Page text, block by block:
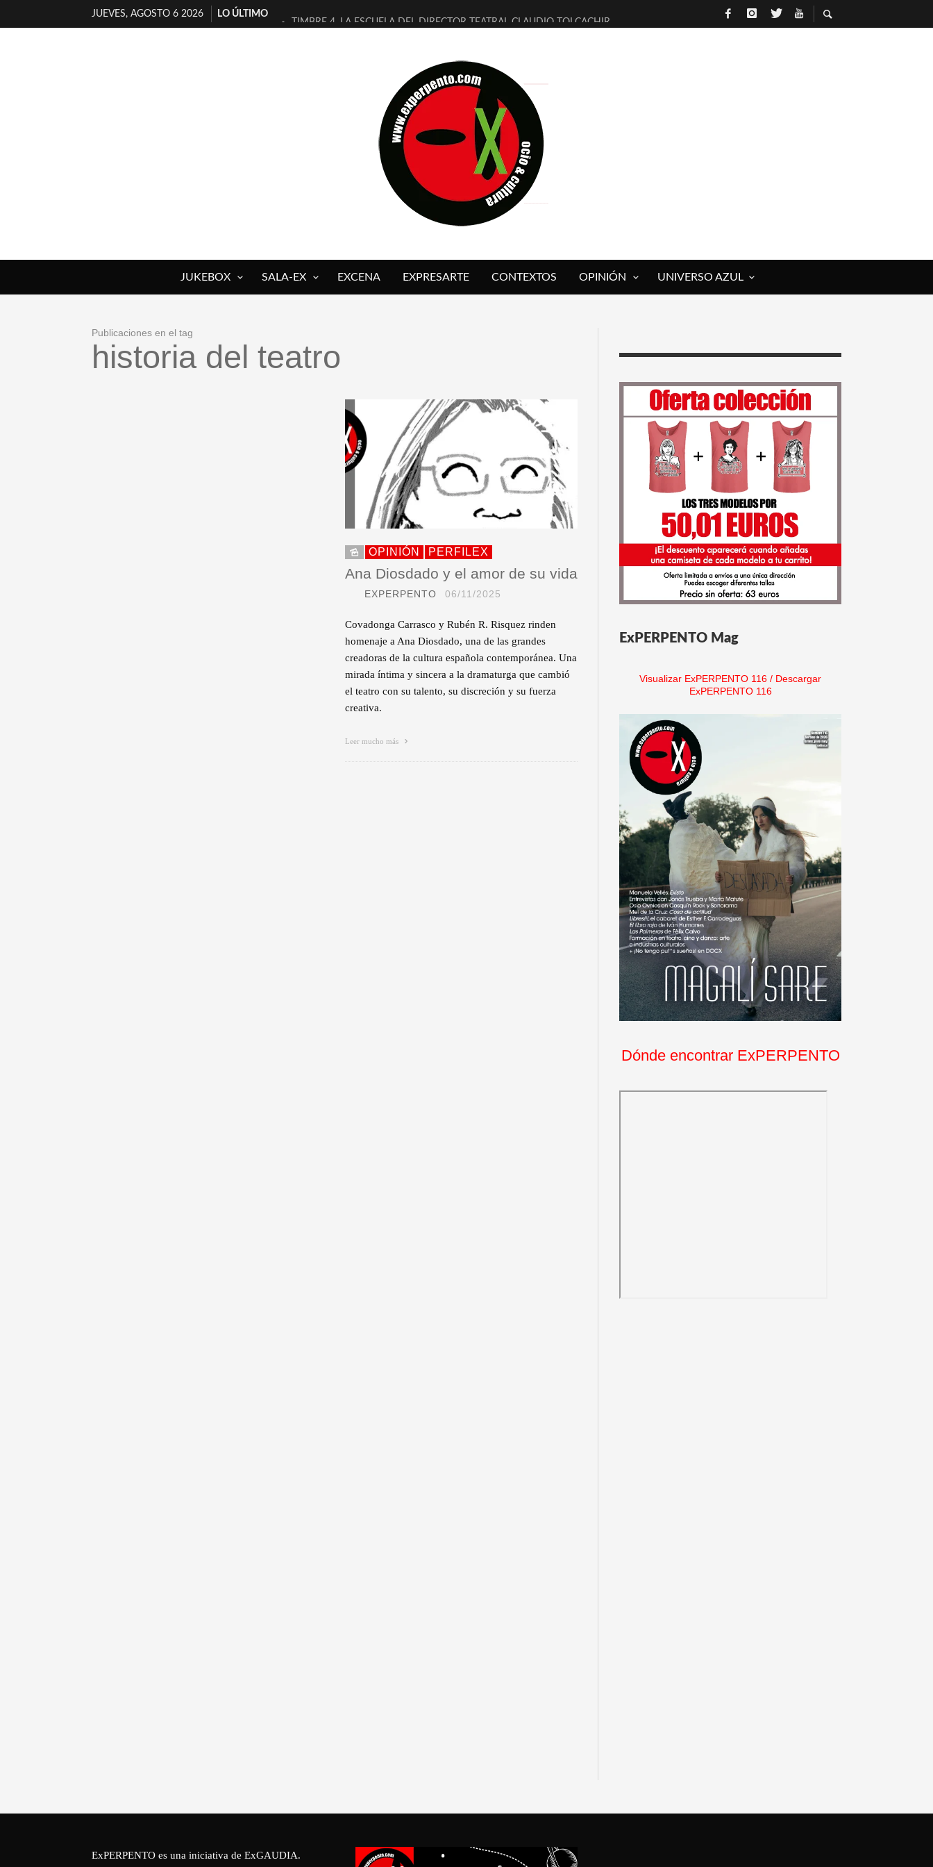
JUEVES, AGOSTO 6 2026
LO ÚLTIMO
TIMBRE 4, LA ESCUELA DEL DIRECTOR TEATRAL CLAUDIO TOLCACHIR
MILITARES JUDÍAS EN #EXVITA
D’BALDOMEROS REINVENTAN [BITÁCORA 3.0] EN EXVITA
MARSHALL FLASH PRESENTA EN EXVITA [RELATIVA SENCILLEZ]
JOFRE BARDAGÍ EN EXVITA INTERPRETANDO A SERRAT
YORCH PRESENTA [CURSO DE ARMONÍA PERSECUTORIA] EN EXVITA
MAGALÍ SARE NOS EXPLICA [DESCASADA]
JUKEBOX SALA-EX EXCENA EXPRESARTE CONTEXTOS OPINIÓN UNIVERSO AZUL
Publicaciones en el tag
historia del teatro
OPINIÓN PERFILEX
Ana Diosdado y el amor de su vida
EXPERPENTO 06/11/2025
Covadonga Carrasco y Rubén R. Risquez rinden
homenaje a Ana Diosdado, una de las grandes
creadoras de la cultura española contemporánea. Una
mirada íntima y sincera a la dramaturga que cambió
el teatro con su talento, su discreción y su fuerza
creativa.
Leer mucho más
ExPERPENTO Mag
Visualizar ExPERPENTO 116 / Descargar
ExPERPENTO 116
Dónde encontrar ExPERPENTO
ExPERPENTO es una iniciativa de ExGAUDIA.